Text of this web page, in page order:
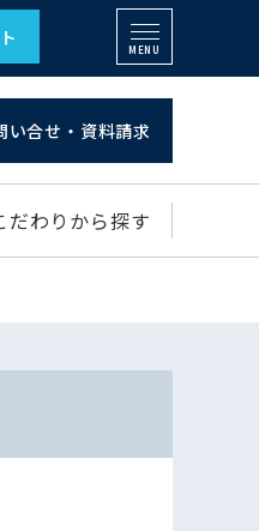
MENU
い合せ・資料請求
だわりから探す